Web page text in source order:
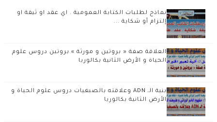
نماذج لطلبات الكتابة العمومية . اي عقد او ثيقة او
إلتزام أو شكاية ...
العلاقة صفة « بروتين و مورثة » بروتين دروس علوم
الحياة و الأرض الثانية بكالوريا
بنية الـ ADN وعلاقته بالصبغيات دروس علوم الحياة و
الأرض الثانية بكالوريا